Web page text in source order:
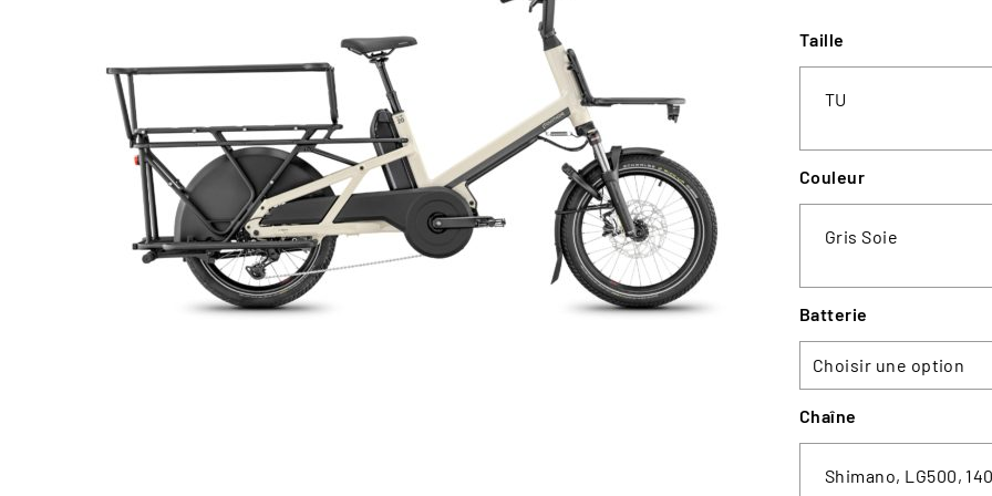
ENFANTS ROUTE GRAVEL
Taille
TU
Couleur
Gris Soie
Batterie
Chaîne
Shimano, LG500, 140